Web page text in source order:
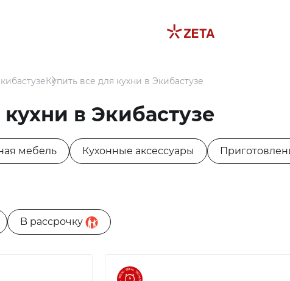
Купить все для кухни в Экибастузе
в Экибастузе
мебель Кухонные аксессуары
B рассрочку